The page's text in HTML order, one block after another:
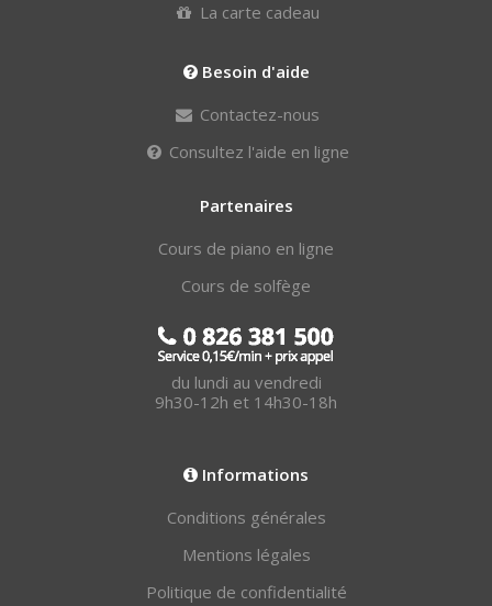
La carte cadeau
Besoin d'aide
Contactez-nous
Consultez l'aide en ligne
Partenaires
Cours de piano en ligne
Cours de solfège
du lundi au vendredi
9h30-12h et 14h30-18h
Informations
Conditions générales
Mentions légales
Politique de confidentialité